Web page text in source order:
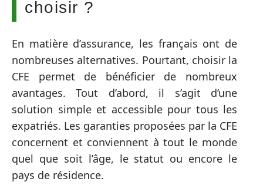
choisir ?
En matière d’assurance, les français ont de
nombreuses alternatives. Pourtant, choisir la
CFE permet de bénéficier de nombreux
avantages. Tout d’abord, il s’agit d’une
solution simple et accessible pour tous les
expatriés. Les garanties proposées par la CFE
concernent et conviennent à tout le monde
quel que soit l’âge, le statut ou encore le
pays de résidence.